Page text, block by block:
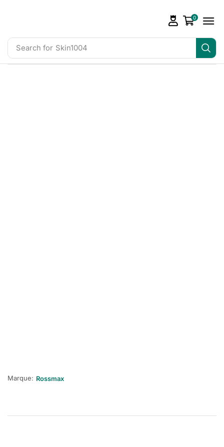
Search for Skin1004
0
Marque: Rossmax